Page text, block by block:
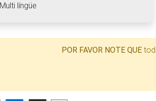
Multi língüe
POR FAVOR NOTE QUE